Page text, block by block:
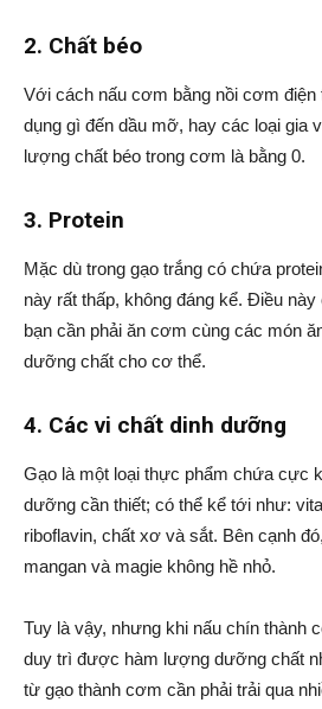
2. Chất béo
Với cách nấu cơm bằng nồi cơm điện
dụng gì đến dầu mỡ, hay các loại gia
lượng chất béo trong cơm là bằng 0.
3. Protein
Mặc dù trong gạo trắng có chứa
này rất thấp, không đáng kể. Điều
bạn cần phải ăn cơm cùng các món
dưỡng chất cho cơ thể.
4. Các vi chất dinh dưỡng
Gạo là một loại thực phẩm chứa cực
dưỡng cần thiết; có thể kể tới như:
riboflavin, chất xơ và sắt. Bên cạnh
mangan và magie không hề nhỏ.
Tuy là vậy, nhưng khi nấu chín thành
duy trì được hàm lượng dưỡng chất
từ gạo thành cơm cần phải trải qua